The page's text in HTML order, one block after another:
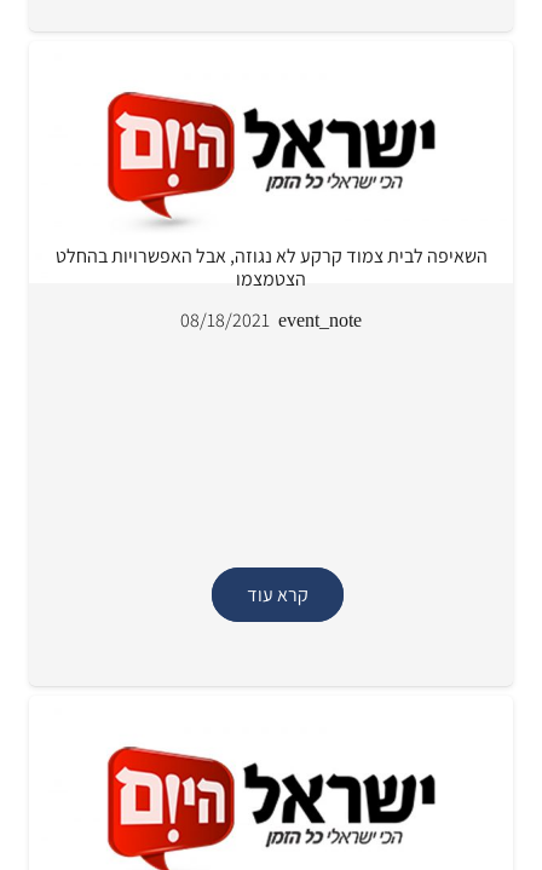
השאיפה לבית צמוד קרקע לא נגוזה, אבל האפשרויות בהחלט
הצטמצמו
event_note
08/18/2021
קרא עוד